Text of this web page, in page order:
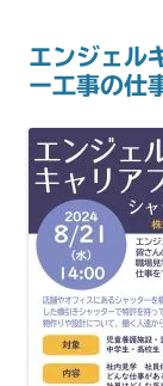
エンジェル
ー工事の仕